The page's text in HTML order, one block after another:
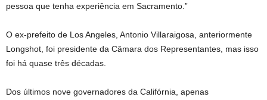
pessoa que tenha experiência em Sacramento.”
O ex-prefeito de Los Angeles, Antonio Villaraigosa, anteriormente
Longshot, foi presidente da Câmara dos Representantes, mas isso
foi há quase três décadas.
Dos últimos nove governadores da Califórnia, apenas